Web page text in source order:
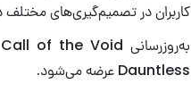
کاربران در تصمیم‌گیری‌های
Dauntless عرضه می‌شود.